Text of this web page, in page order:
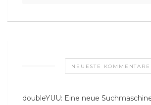
NEUESTE KOMMENTARE
doubleYUU: Eine neue